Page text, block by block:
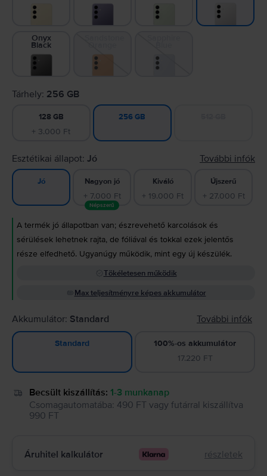
Onyx
Black
Tárhely: 256 GB
128 GB
+ 3.000 Ft
256 GB
Esztétikai állapot: Jó További infók
Jó Nagyon jó
+ 7.000 Ft
Népszerű
Kiváló
+ 19.000 Ft
Újszerű
+ 27.000 Ft
A termék jó állapotban van; észrevehető karcolások és
sérülések lehetnek rajta, de fóliával és tokkal ezek jelentős
része elfedhető. Ugyanúgy működik, mint egy új készülék.
Tökéletesen működik
Max teljesítményre képes akkumulátor
Akkumulátor: Standard További infók
Standard
100%-os akkumulátor
17.220 FT
Becsült kiszállítás: 1-3 munkanap
Csomagautomatába: 490 FT vagy futárral kiszállítva
990 FT
Áruhitel kalkulátor részletek